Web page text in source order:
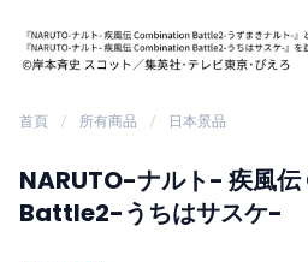
首頁 所有商品 日本景品
NARUTO-ナルト- 疾風
Battle2-うちはサスケ-